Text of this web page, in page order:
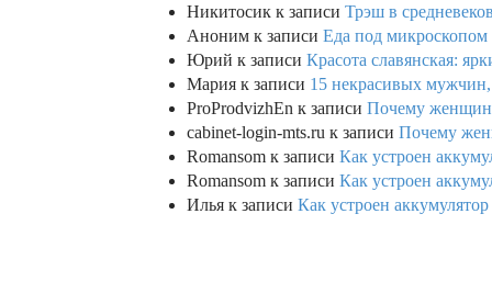
Никитосик к записи Трэш в
Аноним к записи Еда под микроскопом
Юрий к записи Красота славянская:
Мария к записи 15 некрасивых
ProProdvizhEn к записи Почему
cabinet-login-mts.ru к записи Почему
Romansom к записи Как устроен
Romansom к записи Как устроен
Илья к записи Как устроен